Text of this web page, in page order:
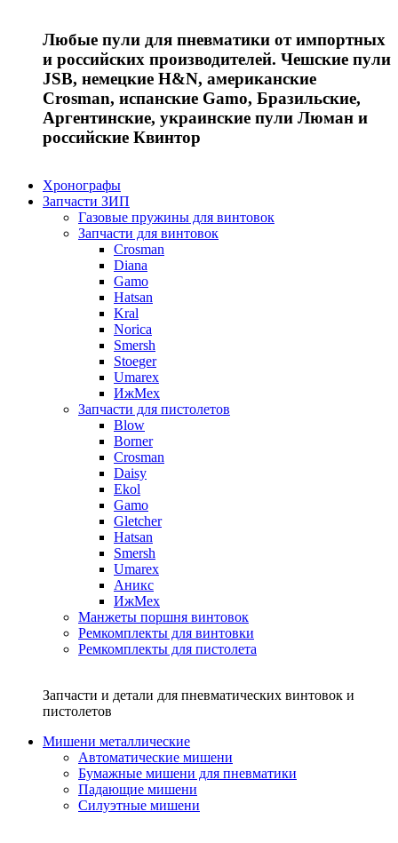
Любые пули для пневматики от импортных
и российских производителей. Чешские пули
JSB, немецкие H&N, американские
Crosman, испанские Gamo, Бразильские,
Аргентинские, украинские пули Люман и
российские Квинтор
Хронографы
Запчасти ЗИП
Газовые пружины для винтовок
Запчасти для винтовок
Crosman
Diana
Gamo
Hatsan
Kral
Norica
Smersh
Stoeger
Umarex
ИжМех
Запчасти для пистолетов
Blow
Borner
Crosman
Daisy
Ekol
Gamo
Gletcher
Hatsan
Smersh
Umarex
Аникс
ИжМех
Манжеты поршня винтовок
Ремкомплекты для винтовки
Ремкомплекты для пистолета
Запчасти и детали для пневматических винтовок и
пистолетов
Мишени металлические
Автоматические мишени
Бумажные мишени для пневматики
Падающие мишени
Силуэтные мишени